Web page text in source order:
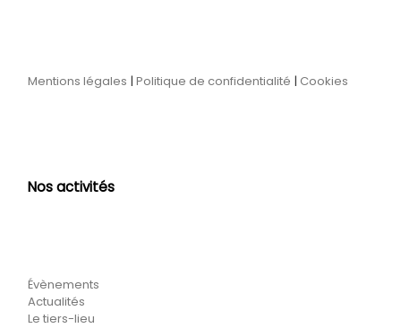
Mentions légales |Politique de confidentialité |Cookies
Nos activités
Évènements
Actualités
Le tiers-lieu